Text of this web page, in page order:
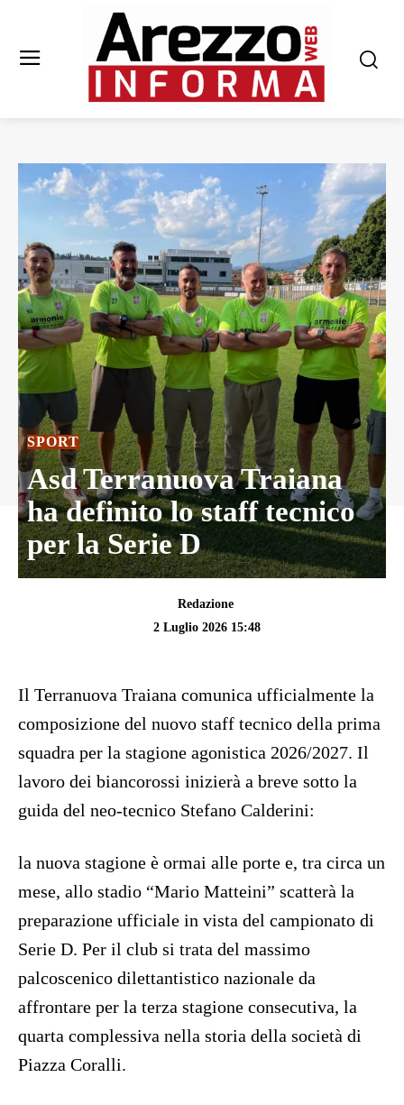
SPORT
Asd Terranuova Traiana
ha definito lo staff tecnico
per la Serie D
Redazione
2 Luglio 2026 15:48
Il Terranuova Traiana comunica ufficialmente la
composizione del nuovo staff tecnico della prima
squadra per la stagione agonistica 2026/2027. Il
lavoro dei biancorossi inizierà a breve sotto la
guida del neo-tecnico Stefano Calderini:
la nuova stagione è ormai alle porte e, tra circa un
mese, allo stadio “Mario Matteini” scatterà la
preparazione ufficiale in vista del campionato di
Serie D. Per il club si trata del massimo
palcoscenico dilettantistico nazionale da
affrontare per la terza stagione consecutiva, la
quarta complessiva nella storia della società di
Piazza Coralli.